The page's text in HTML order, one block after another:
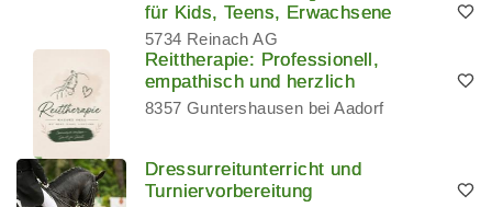
für Kids, Teens, Erwachsene
5734 Reinach AG
Reittherapie: Professionell,
empathisch und herzlich
8357 Guntershausen bei Aadorf
Dressurreitunterricht und
Turniervorbereitung